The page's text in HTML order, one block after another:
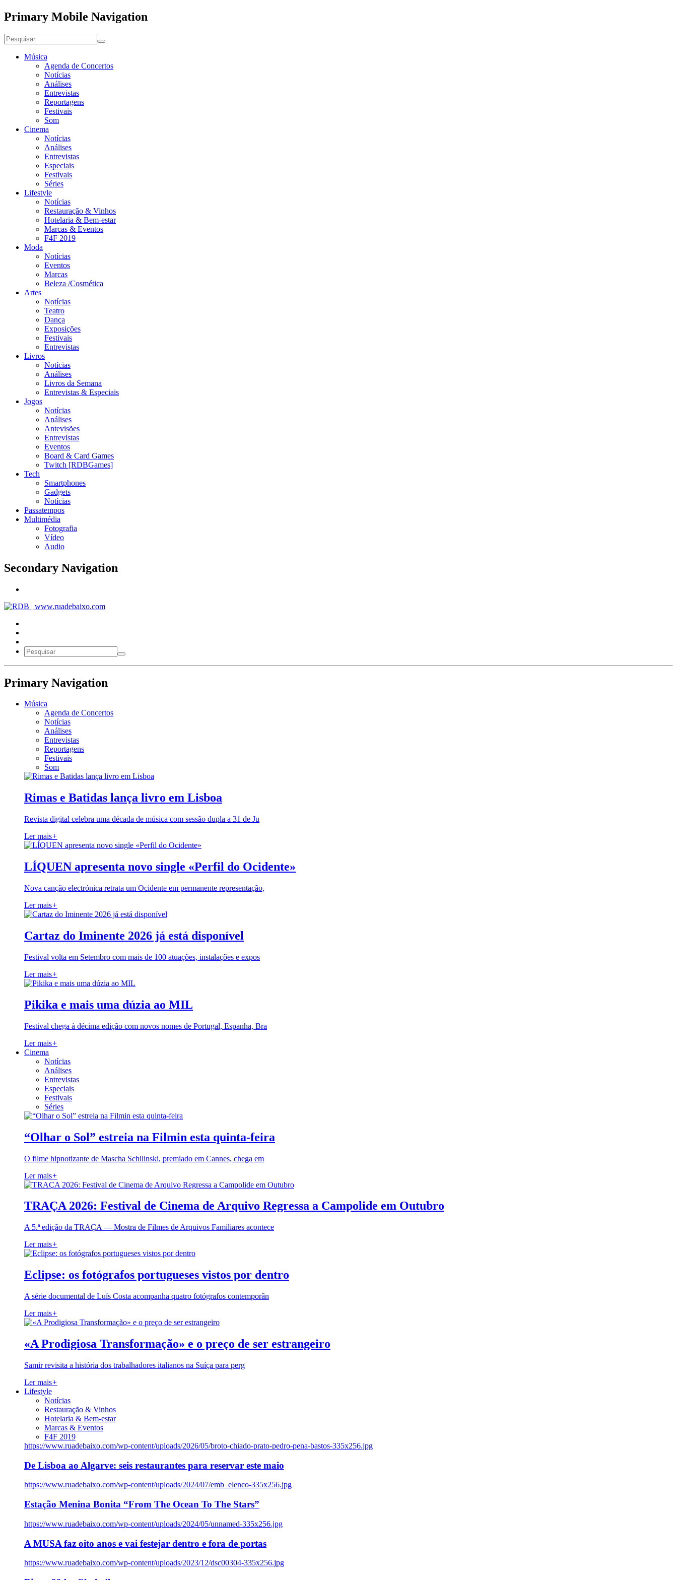
Primary Mobile Navigation
Música
Agenda de Concertos
Notícias
Análises
Entrevistas
Reportagens
Festivais
Som
Cinema
Notícias
Análises
Entrevistas
Especiais
Festivais
Séries
Lifestyle
Notícias
Restauração & Vinhos
Hotelaria & Bem-estar
Marcas & Eventos
F4F 2019
Moda
Notícias
Eventos
Marcas
Beleza /Cosmética
Artes
Notícias
Teatro
Dança
Exposições
Festivais
Entrevistas
Livros
Notícias
Análises
Livros da Semana
Entrevistas & Especiais
Jogos
Notícias
Análises
Antevisões
Entrevistas
Eventos
Board & Card Games
Twitch [RDBGames]
Tech
Smartphones
Gadgets
Notícias
Passatempos
Multimédia
Fotografia
Vídeo
Audio
Secondary Navigation
Primary Navigation
Música
Agenda de Concertos
Notícias
Análises
Entrevistas
Reportagens
Festivais
Som
Rimas e Batidas lança livro em Lisboa
Revista digital celebra uma década de música com sessão dupla a 31 de Ju
Ler mais+
LÍQUEN apresenta novo single «Perfil do Ocidente»
Nova canção electrónica retrata um Ocidente em permanente representação,
Ler mais+
Cartaz do Iminente 2026 já está disponível
Festival volta em Setembro com mais de 100 atuações, instalações e expos
Ler mais+
Pikika e mais uma dúzia ao MIL
Festival chega à décima edição com novos nomes de Portugal, Espanha, Bra
Ler mais+
Cinema
Notícias
Análises
Entrevistas
Especiais
Festivais
Séries
“Olhar o Sol” estreia na Filmin esta quinta-feira
O filme hipnotizante de Mascha Schilinski, premiado em Cannes, chega em
Ler mais+
TRAÇA 2026: Festival de Cinema de Arquivo Regressa a Campolide em Outubro
A 5.ª edição da TRAÇA — Mostra de Filmes de Arquivos Familiares acontece
Ler mais+
Eclipse: os fotógrafos portugueses vistos por dentro
A série documental de Luís Costa acompanha quatro fotógrafos contemporân
Ler mais+
«A Prodigiosa Transformação» e o preço de ser estrangeiro
Samir revisita a história dos trabalhadores italianos na Suíça para perg
Ler mais+
Lifestyle
Notícias
Restauração & Vinhos
Hotelaria & Bem-estar
Marcas & Eventos
F4F 2019
https://www.ruadebaixo.com/wp-content/uploads/2026/05/broto-chiado-prato-pedro-pena-bastos-335x256.jpg
De Lisboa ao Algarve: seis restaurantes para reservar este maio
https://www.ruadebaixo.com/wp-content/uploads/2024/07/emb_elenco-335x256.jpg
Estação Menina Bonita “From The Ocean To The Stars”
https://www.ruadebaixo.com/wp-content/uploads/2024/05/unnamed-335x256.jpg
A MUSA faz oito anos e vai festejar dentro e fora de portas
https://www.ruadebaixo.com/wp-content/uploads/2023/12/dsc00304-335x256.jpg